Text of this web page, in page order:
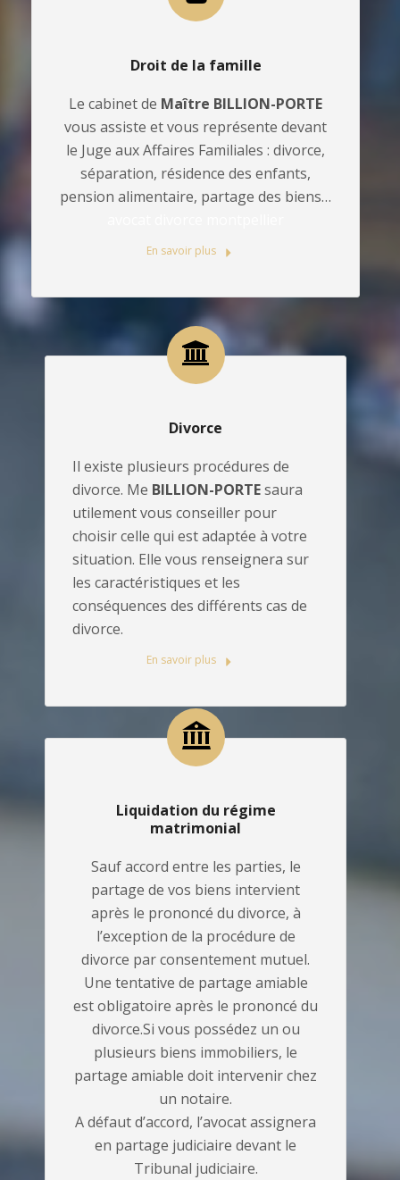
Droit de la famille
Le cabinet de Maître BILLION-PORTE
vous assiste et vous représente devant
le Juge aux Affaires Familiales : divorce,
séparation, résidence des enfants,
pension alimentaire, partage des biens…
En savoir plus
Divorce
Il existe plusieurs procédures de
divorce. Me BILLION-PORTEsaura
utilement vous conseiller pour
choisir celle qui est adaptée à votre
situation. Elle vous renseignera sur
les caractéristiques et les
conséquences des différents cas de
divorce.
En savoir plus
Liquidation du régime
matrimonial
Sauf accord entre les parties, le
partage de vos biens intervient
après le prononcé du divorce, à
l’exception de la procédure de
divorce par consentement mutuel.
Une tentative de partage amiable
est obligatoire après le prononcé du
divorce.Si vous possédez un ou
plusieurs biens immobiliers, le
partage amiable doit intervenir chez
un notaire.
A défaut d’accord, l’avocat assignera
en partage judiciaire devant le
Tribunal judiciaire.